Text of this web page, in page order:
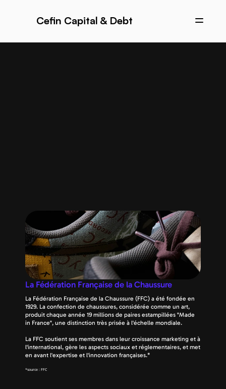
Cefin Capital & Debt
La Fédération Française de la Chaussure
La Fédération Française de la Chaussure (FFC) a été fondée en
1929. La confection de chaussures, considérée comme un art,
produit chaque année 19 millions de paires estampillées "Made
in France", une distinction très prisée à l'échelle mondiale.
La FFC soutient ses membres dans leur croissance marketing et à
l'international, gère les aspects sociaux et réglementaires, et met
en avant l'expertise et l'innovation françaises.*
*source : FFC